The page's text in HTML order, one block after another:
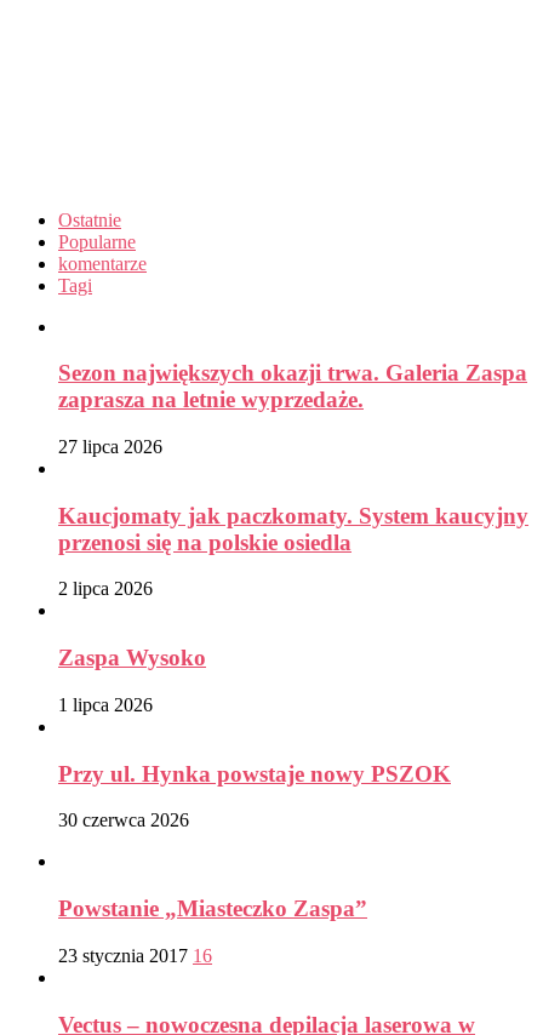
Ostatnie
Popularne
komentarze
Tagi
Sezon największych okazji trwa. Galeria Zaspa
zaprasza na letnie wyprzedaże.
27 lipca 2026
Kaucjomaty jak paczkomaty. System kaucyjny
przenosi się na polskie osiedla
2 lipca 2026
Zaspa Wysoko
1 lipca 2026
Przy ul. Hynka powstaje nowy PSZOK
30 czerwca 2026
Powstanie „Miasteczko Zaspa”
23 stycznia 2017 16
Vectus – nowoczesna depilacja laserowa w